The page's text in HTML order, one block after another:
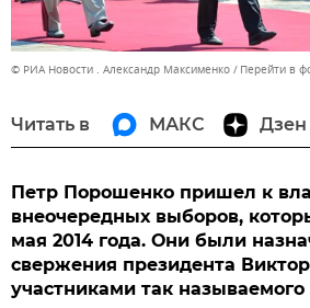
© РИА Новости . Александр Максименко Перейти в
Читать в МАКС Дзен
Петр Порошенко пришел к
внеочередных выборов,
мая 2014 года. Они были
свержения президента
участниками так